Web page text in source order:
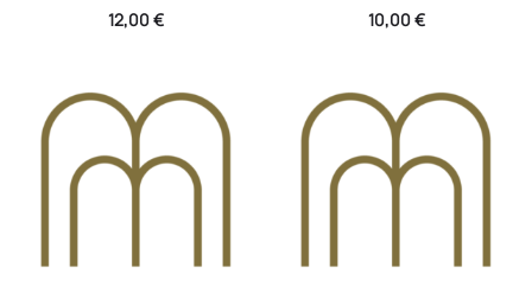
12,00€
10,00€